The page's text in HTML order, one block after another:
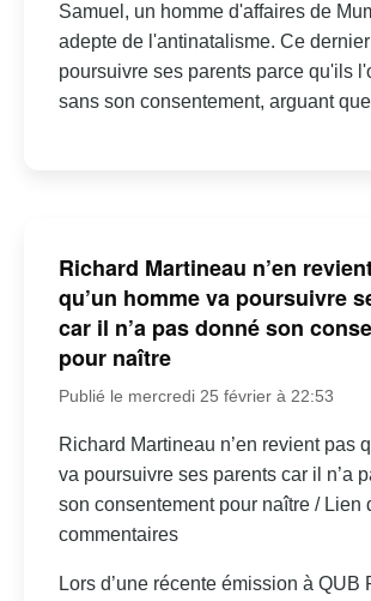
Samuel, un homme d'affaires de
adepte de l'antinatalisme. Ce
poursuivre ses parents parce qu'ils
sans son consentement, arguant
Richard Martineau n’en
qu’un homme va poursuivre
car il n’a pas donné son
pour naître
Publié le mercredi 25 février à 22:53
Richard Martineau n’en revient pas
va poursuivre ses parents car il n’a
son consentement pour naître / Lien
commentaires
Lors d’une récente émission à QUB